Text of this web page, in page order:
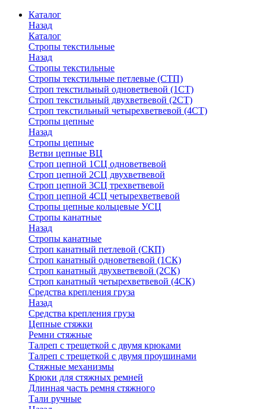
Каталог
Назад
Каталог
Стропы текстильные
Назад
Стропы текстильные
Стропы текстильные петлевые (СТП)
Строп текстильный одноветвевой (1СТ)
Строп текстильный двухветвевой (2СТ)
Строп текстильный четырехветвевой (4СТ)
Стропы цепные
Назад
Стропы цепные
Ветви цепные ВЦ
Строп цепной 1СЦ одноветвевой
Строп цепной 2СЦ двухветвевой
Строп цепной 3СЦ трехветвевой
Строп цепной 4СЦ четырехветвевой
Стропы цепные кольцевые УСЦ
Стропы канатные
Назад
Стропы канатные
Строп канатный петлевой (СКП)
Строп канатный одноветвевой (1СК)
Строп канатный двухветвевой (2СК)
Строп канатный четырехветвевой (4СК)
Средства крепления груза
Назад
Средства крепления груза
Цепные стяжки
Ремни стяжные
Талреп с трещеткой с двумя крюками
Талреп с трещеткой с двумя проушинами
Стяжные механизмы
Крюки для стяжных ремней
Длинная часть ремня стяжного
Тали ручные